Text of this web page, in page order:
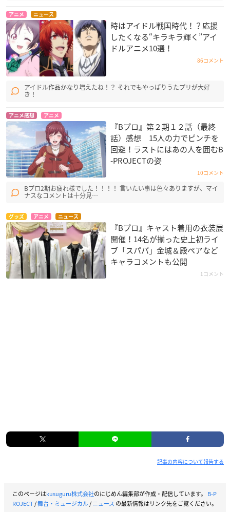
アニメ ニュース
時はアイドル戦国時代！？応援
したくなる“キラキラ輝く”アイ
ドルアニメ10選！
86コメント
アイドル作品かなり増えたね！？ それでもやっぱりうたプリが大好
き！
アニメ感想 アニメ
『Bプロ』第２期１２話（最終
話）感想 15人の力でピンチを
回避！ラストにはあの人を囲むB
-PROJECTの姿
10コメント
Bプロ2期お疲れ様でした！！！！ 言いたい事は色々ありますが、マイ
ナスなコメントは十分見…
グッズ アニメ ニュース
『Bプロ』キャスト着用の衣装展
開催！14名が揃った史上初ライ
ブ「スパパ」金城＆殿ペアなど
キャラコメントも公開
1コメント
記事の内容について報告する
このページはkusuguru株式会社のにじめん編集部が作成・配信しています。 B-P
ROJECT/舞台・ミュージカル/ニュース の最新情報はリンク先をご覧ください。